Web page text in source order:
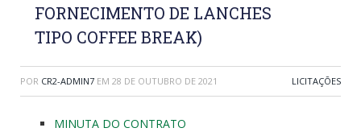
FORNECIMENTO DE LANCHES
TIPO COFFEE BREAK)
POR CR2-ADMIN7 EM 28 DE OUTUBRO DE 2021 LICITAÇÕES
MINUTA DO CONTRATO